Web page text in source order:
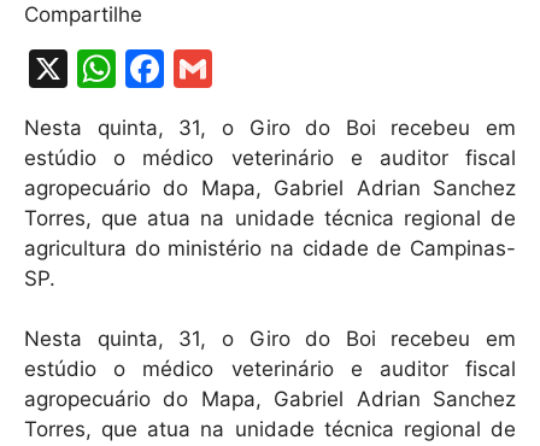
Compartilhe
X
W
h
at
s
A
p
F
a
c
e
b
o
k
ai
l
Nesta quinta, 31, o Giro do Boi recebeu em
estúdio o médico veterinário e auditor fiscal
agropecuário do Mapa, Gabriel Adrian Sanchez
Torres, que atua na unidade técnica regional de
agricultura do ministério na cidade de Campinas-
SP.
Nesta quinta, 31, o Giro do Boi recebeu em
estúdio o médico veterinário e auditor fiscal
agropecuário do Mapa, Gabriel Adrian Sanchez
Torres, que atua na unidade técnica regional de